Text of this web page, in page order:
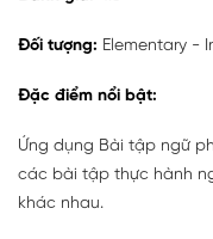
Đối tượng: Elementary -
Đặc điểm nổi bật:
Ứng dụng Bài tập ngữ
các bài tập thực hành
khác nhau.